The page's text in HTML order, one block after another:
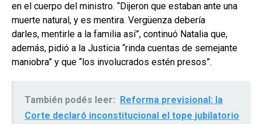
en el cuerpo del ministro. “Dijeron que estaban ante una
muerte natural, y es mentira. Vergüenza debería
darles, mentirle a la familia así”, continuó Natalia que,
además, pidió a la Justicia “rinda cuentas de semejante
maniobra” y que “los involucrados estén presos”.
También podés leer:
Reforma previsional: la
Corte declaró inconstitucional el tope jubilatorio